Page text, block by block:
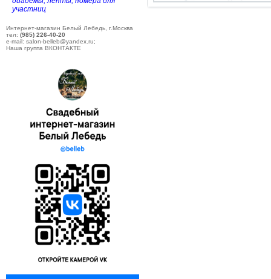
участниц
Интернет-магазин Белый Лебедь, г.Москва
тел: (985) 226-40-20
e-mail: salon-belleb@yandex.ru;
Наша группа ВКОНТАКТЕ